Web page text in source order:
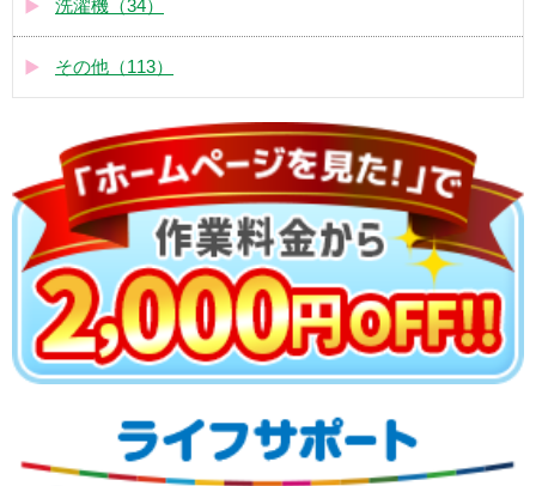
洗濯機（34）
その他（113）